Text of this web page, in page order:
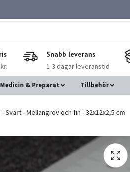
Snabb leverans
1-3 dagar leveranstid
Medicin & Preparat Tillbehör
Svart - Mellangrov och fin - 32x12x2,5 cm